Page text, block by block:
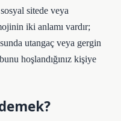
sitede veya
iki anlamı vardır;
utangaç veya gergin
hoşlandığınız kişiye